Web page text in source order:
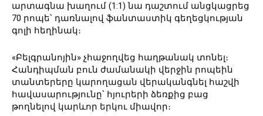
արտագնա խաղում (1:1) նա դաշտում անցկացրեց
70 րոպե՝ դառնալով ֆանտաստիկ գեղեցկության
գոլի հեղինակ։
«Բելգրանոյին» չհաջողվեց հաղթանակ տոնել։
Հանդիպման բուն ժամանակի վերջին րոպեին
տանտերերը կարողացան վերականգնել հաշվի
հավասարությունը՝ հյուրերի ձեռքից բաց
թողնելով կարևոր երկու միավոր։